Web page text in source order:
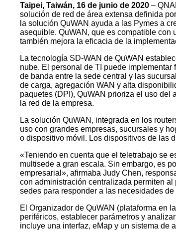
Taipei, Taiwán, 16 de junio de 2020 –
solución de red de área extensa definida
la solución QuWAN ayuda a las Pymes a
asequible. QuWAN, que es compatible
también mejora la eficacia de la
La tecnología SD-WAN de QuWAN
nube. El personal de TI puede
de banda entre la sede central y las
de carga, agregación WAN y alta
paquetes (DPI), QuWAN prioriza el uso
la red de la empresa.
La solución QuWAN, integrada en los
uso con grandes empresas, sucursales y
o dispositivo móvil. Los dispositivos de las
«Teniendo en cuenta que el teletrabajo se
multisede a gran escala. Sin embargo, es
empresarial», afirmaba Judy Chen,
con administración centralizada permiten
sedes para responder a las necesidades de
El Organizador de QuWAN (plataforma en
periféricos, establecer parámetros y
incluye una interfaz, eMap y un sistema de